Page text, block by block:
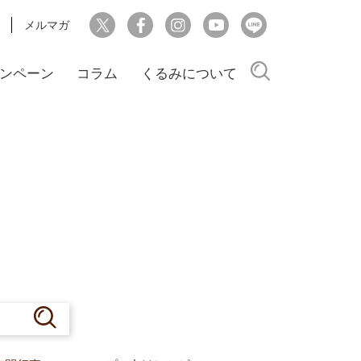
メルマガ
ペーン コラム くるみについて